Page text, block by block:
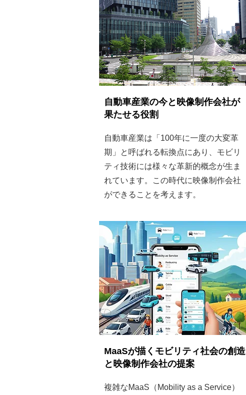
自動車産業の今と映像制作会社が
果たせる役割
自動車産業は「100年に一度の大変革
期」と呼ばれる転換点にあり、モビリ
ティ技術には様々な革新的概念が生ま
れています。この時代に映像制作会社
ができることを考えます。
MaaSが描くモビリティ社会の創造
と映像制作会社の提案
複雑なMaaS（Mobility as a Service）